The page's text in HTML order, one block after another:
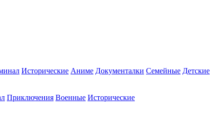
Исторические Аниме Документалки Семейные Детские
Приключения Военные Исторические